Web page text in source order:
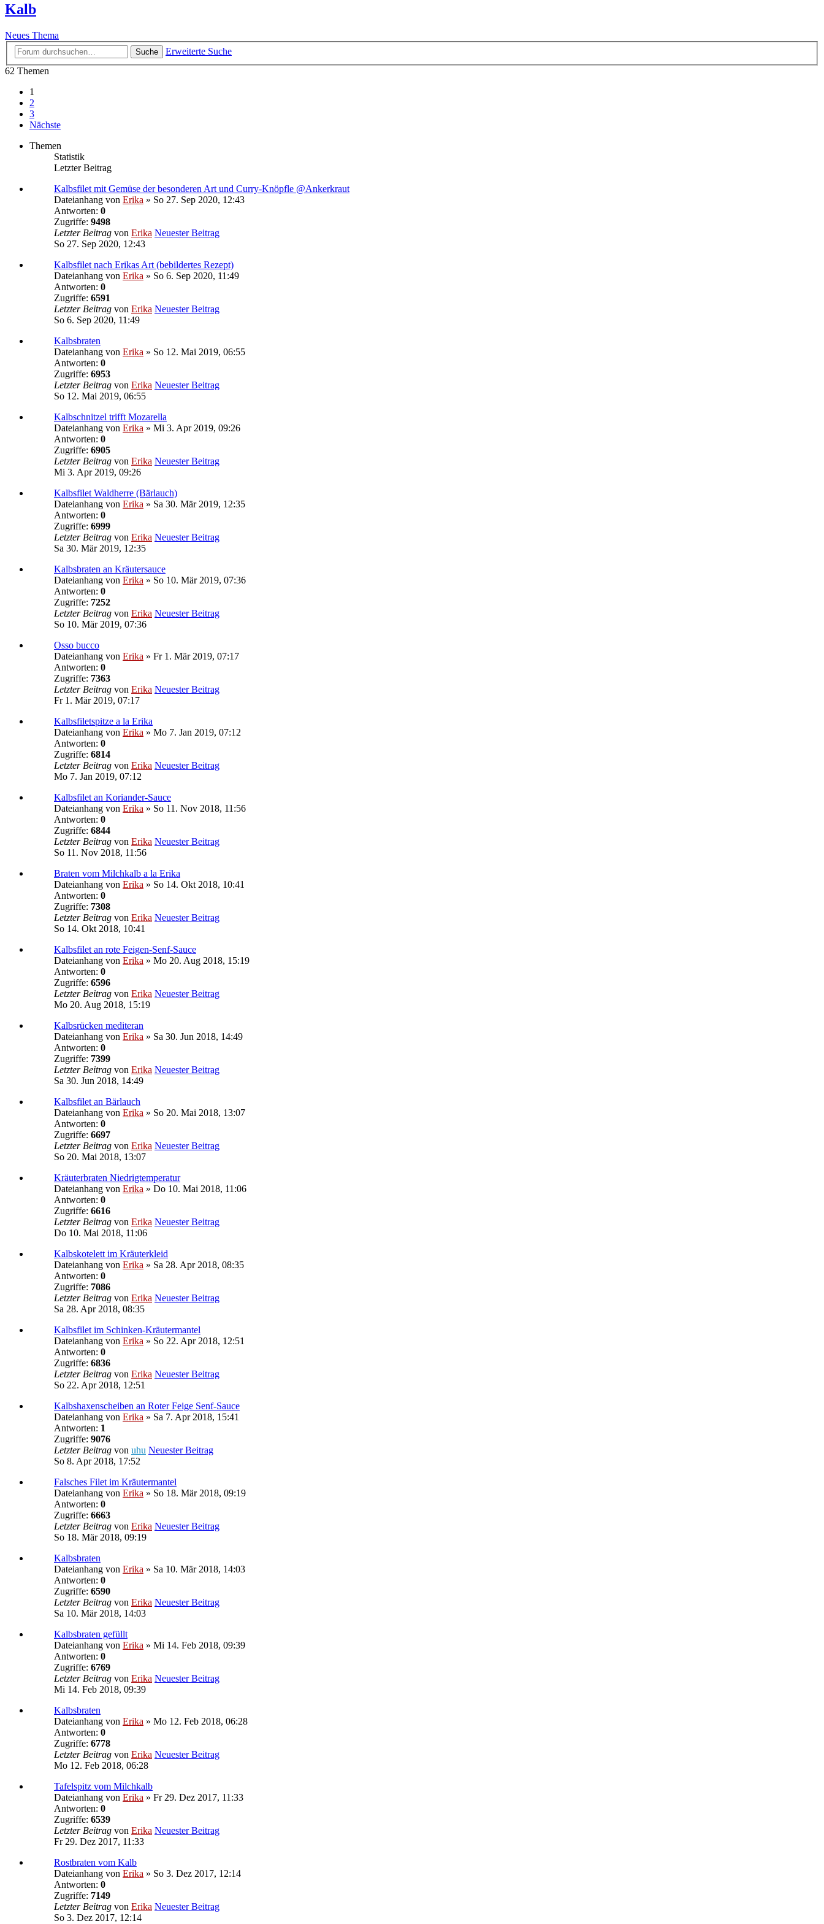
Kalb
Neues Thema
Suche
Erweiterte Suche
62 Themen
1
2
3
Nächste
Themen
Statistik
Letzter Beitrag
Kalbsfilet mit Gemüse der besonderen Art und Curry-Knöpfle @Ankerkraut
Dateianhang von Erika » So 27. Sep 2020, 12:43
Antworten: 0
Zugriffe: 9498
Letzter Beitrag von Erika Neuester Beitrag
So 27. Sep 2020, 12:43
Kalbsfilet nach Erikas Art (bebildertes Rezept)
Dateianhang von Erika » So 6. Sep 2020, 11:49
Antworten: 0
Zugriffe: 6591
Letzter Beitrag von Erika Neuester Beitrag
So 6. Sep 2020, 11:49
Kalbsbraten
Dateianhang von Erika » So 12. Mai 2019, 06:55
Antworten: 0
Zugriffe: 6953
Letzter Beitrag von Erika Neuester Beitrag
So 12. Mai 2019, 06:55
Kalbschnitzel trifft Mozarella
Dateianhang von Erika » Mi 3. Apr 2019, 09:26
Antworten: 0
Zugriffe: 6905
Letzter Beitrag von Erika Neuester Beitrag
Mi 3. Apr 2019, 09:26
Kalbsfilet Waldherre (Bärlauch)
Dateianhang von Erika » Sa 30. Mär 2019, 12:35
Antworten: 0
Zugriffe: 6999
Letzter Beitrag von Erika Neuester Beitrag
Sa 30. Mär 2019, 12:35
Kalbsbraten an Kräutersauce
Dateianhang von Erika » So 10. Mär 2019, 07:36
Antworten: 0
Zugriffe: 7252
Letzter Beitrag von Erika Neuester Beitrag
So 10. Mär 2019, 07:36
Osso bucco
Dateianhang von Erika » Fr 1. Mär 2019, 07:17
Antworten: 0
Zugriffe: 7363
Letzter Beitrag von Erika Neuester Beitrag
Fr 1. Mär 2019, 07:17
Kalbsfiletspitze a la Erika
Dateianhang von Erika » Mo 7. Jan 2019, 07:12
Antworten: 0
Zugriffe: 6814
Letzter Beitrag von Erika Neuester Beitrag
Mo 7. Jan 2019, 07:12
Kalbsfilet an Koriander-Sauce
Dateianhang von Erika » So 11. Nov 2018, 11:56
Antworten: 0
Zugriffe: 6844
Letzter Beitrag von Erika Neuester Beitrag
So 11. Nov 2018, 11:56
Braten vom Milchkalb a la Erika
Dateianhang von Erika » So 14. Okt 2018, 10:41
Antworten: 0
Zugriffe: 7308
Letzter Beitrag von Erika Neuester Beitrag
So 14. Okt 2018, 10:41
Kalbsfilet an rote Feigen-Senf-Sauce
Dateianhang von Erika » Mo 20. Aug 2018, 15:19
Antworten: 0
Zugriffe: 6596
Letzter Beitrag von Erika Neuester Beitrag
Mo 20. Aug 2018, 15:19
Kalbsrücken mediteran
Dateianhang von Erika » Sa 30. Jun 2018, 14:49
Antworten: 0
Zugriffe: 7399
Letzter Beitrag von Erika Neuester Beitrag
Sa 30. Jun 2018, 14:49
Kalbsfilet an Bärlauch
Dateianhang von Erika » So 20. Mai 2018, 13:07
Antworten: 0
Zugriffe: 6697
Letzter Beitrag von Erika Neuester Beitrag
So 20. Mai 2018, 13:07
Kräuterbraten Niedrigtemperatur
Dateianhang von Erika » Do 10. Mai 2018, 11:06
Antworten: 0
Zugriffe: 6616
Letzter Beitrag von Erika Neuester Beitrag
Do 10. Mai 2018, 11:06
Kalbskotelett im Kräuterkleid
Dateianhang von Erika » Sa 28. Apr 2018, 08:35
Antworten: 0
Zugriffe: 7086
Letzter Beitrag von Erika Neuester Beitrag
Sa 28. Apr 2018, 08:35
Kalbsfilet im Schinken-Kräutermantel
Dateianhang von Erika » So 22. Apr 2018, 12:51
Antworten: 0
Zugriffe: 6836
Letzter Beitrag von Erika Neuester Beitrag
So 22. Apr 2018, 12:51
Kalbshaxenscheiben an Roter Feige Senf-Sauce
Dateianhang von Erika » Sa 7. Apr 2018, 15:41
Antworten: 1
Zugriffe: 9076
Letzter Beitrag von uhu Neuester Beitrag
So 8. Apr 2018, 17:52
Falsches Filet im Kräutermantel
Dateianhang von Erika » So 18. Mär 2018, 09:19
Antworten: 0
Zugriffe: 6663
Letzter Beitrag von Erika Neuester Beitrag
So 18. Mär 2018, 09:19
Kalbsbraten
Dateianhang von Erika » Sa 10. Mär 2018, 14:03
Antworten: 0
Zugriffe: 6590
Letzter Beitrag von Erika Neuester Beitrag
Sa 10. Mär 2018, 14:03
Kalbsbraten gefüllt
Dateianhang von Erika » Mi 14. Feb 2018, 09:39
Antworten: 0
Zugriffe: 6769
Letzter Beitrag von Erika Neuester Beitrag
Mi 14. Feb 2018, 09:39
Kalbsbraten
Dateianhang von Erika » Mo 12. Feb 2018, 06:28
Antworten: 0
Zugriffe: 6778
Letzter Beitrag von Erika Neuester Beitrag
Mo 12. Feb 2018, 06:28
Tafelspitz vom Milchkalb
Dateianhang von Erika » Fr 29. Dez 2017, 11:33
Antworten: 0
Zugriffe: 6539
Letzter Beitrag von Erika Neuester Beitrag
Fr 29. Dez 2017, 11:33
Rostbraten vom Kalb
Dateianhang von Erika » So 3. Dez 2017, 12:14
Antworten: 0
Zugriffe: 7149
Letzter Beitrag von Erika Neuester Beitrag
So 3. Dez 2017, 12:14